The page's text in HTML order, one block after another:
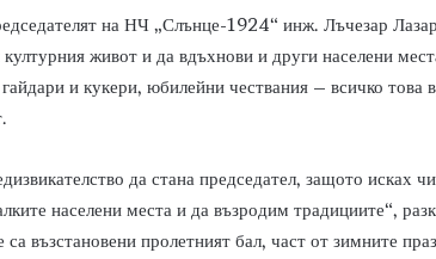
на НЧ „Слънце-1924“ инж. Лъчезар
културния живот и да вдъхнови и други населени
и кукери, юбилейни чествания – всичко това
да стана председател, защото исках
населени места и да възродим традициите“,
са възстановени пролетният бал, част от зимните